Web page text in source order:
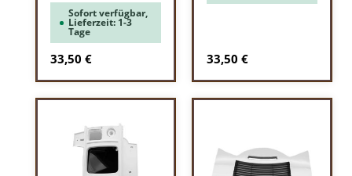
Sofort verfügbar,
Lieferzeit: 1-3
Tage
Regulärer Preis:
33,50 € Regulärer Preis:
33,50 €